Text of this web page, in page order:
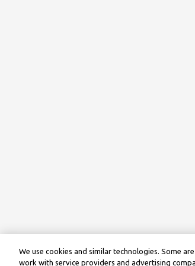
We use cookies and similar technologies. Some
work with service providers and advertising